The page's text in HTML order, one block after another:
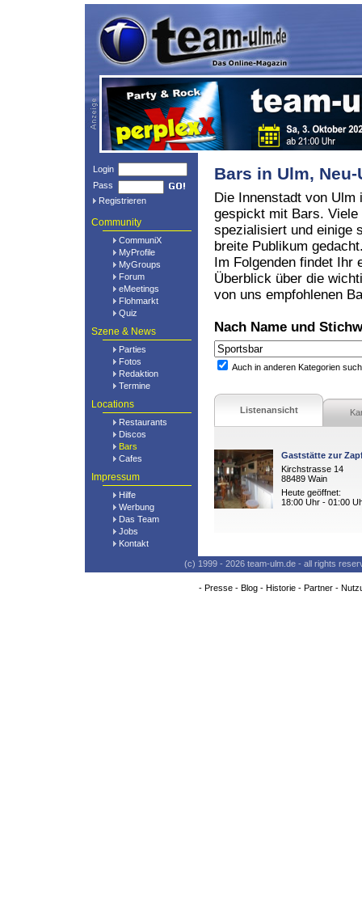
Login
Pass
Registrieren
Community
CommuniX
MyProfile
MyGroups
Forum
eMeetings
Flohmarkt
Quiz
Szene & News
Parties
Fotos
Redaktion
Termine
Locations
Restaurants
Discos
Bars
Cafes
Impressum
Hilfe
Werbung
Das Team
Jobs
Kontakt
Bars in Ulm,
Die Innenstadt von Ulm
gespickt mit Bars. Viele
spezialisiert und einige
breite Publikum
Im Folgenden findet Ihr
Überblick über die
von uns empfohlenen
Nach Name und
Auch in anderen Kategorien
Listenansicht
Gaststätte zur
Kirchstrasse 14
88489 Wain
Heute geöffnet:
18:00 Uhr - 01:00
(c) 1999 - 2026 team-ulm.de - all rights
- Presse- Blog- Historie- Partner-